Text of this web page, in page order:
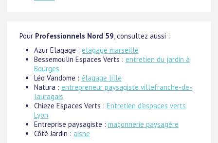
Pour Professionnels Nord 59 , consultez aussi :
Azur Elagage : elagage marseille
Bessemoulin Espaces Verts : entretien du jardin à
Bourges
Léo Vandome : élagage lille
Natura : entrepreneur paysagiste villefranche-de-
lauragais
Chieze Espaces Verts : Entretien d'espaces verts
Lyon
Entreprise paysagiste : maçonnerie paysagère
Côté Jardin : aisne